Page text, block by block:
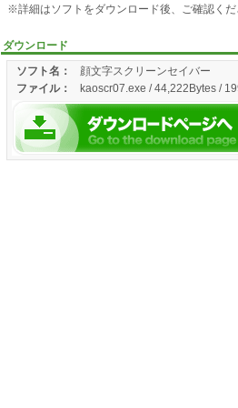
※詳細はソフトをダウンロード後、ご確認くだ
ダウンロード
ソフト名：
顔文字スクリーンセイバー
ファイル：
kaoscr07.exe / 44,222Bytes /